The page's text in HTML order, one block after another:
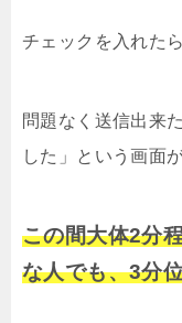
チェックを入れた
問題なく送信出来
した」という画面
この間大体2分
な人でも、3分